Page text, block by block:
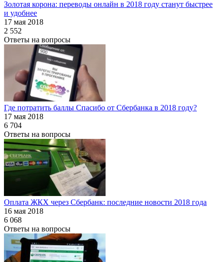
Золотая корона: переводы онлайн в 2018 году станут быстрее
и удобнее
17 мая 2018
2 552
Ответы на вопросы
Где потратить баллы Спасибо от Сбербанка в 2018 году?
17 мая 2018
6 704
Ответы на вопросы
Оплата ЖКХ через Сбербанк: последние новости 2018 года
16 мая 2018
6 068
Ответы на вопросы